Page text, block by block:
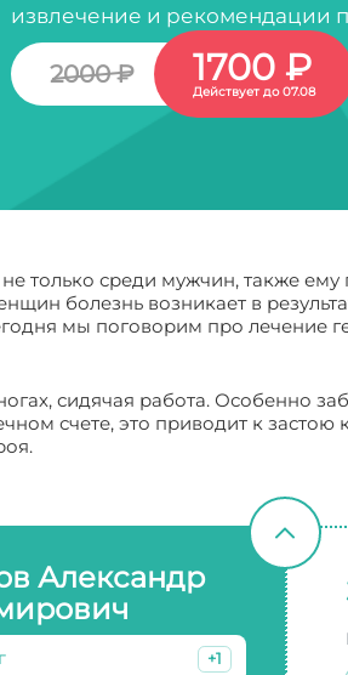
извлечение и рекомендации
2000 ₽ 1700 ₽
Действует до 07.08
только среди мужчин, также
болезнь возникает в
мы поговорим про
сидячая работа. Особенно
счете, это приводит к
Александр
+1